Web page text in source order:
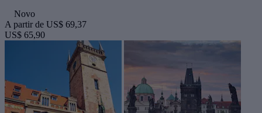
Novo
A partir de US$ 69,37
US$ 65,90